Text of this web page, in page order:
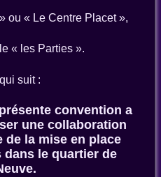
ou « Le Centre Placet »,
« les Parties ».
suit :
convention a
une collaboration
de la mise en place
le quartier de